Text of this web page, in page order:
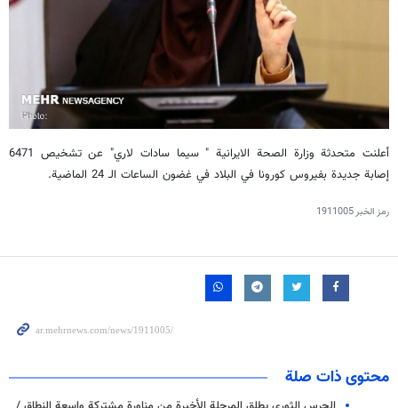
أعلنت متحدثة وزارة الصحة الايرانية " سيما سادات لاري" عن تشخيص 6471
إصابة جديدة بفیروس كورونا في البلاد في غضون الساعات الـ 24 الماضية.
رمز الخبر1911005
محتوى ذات صلة